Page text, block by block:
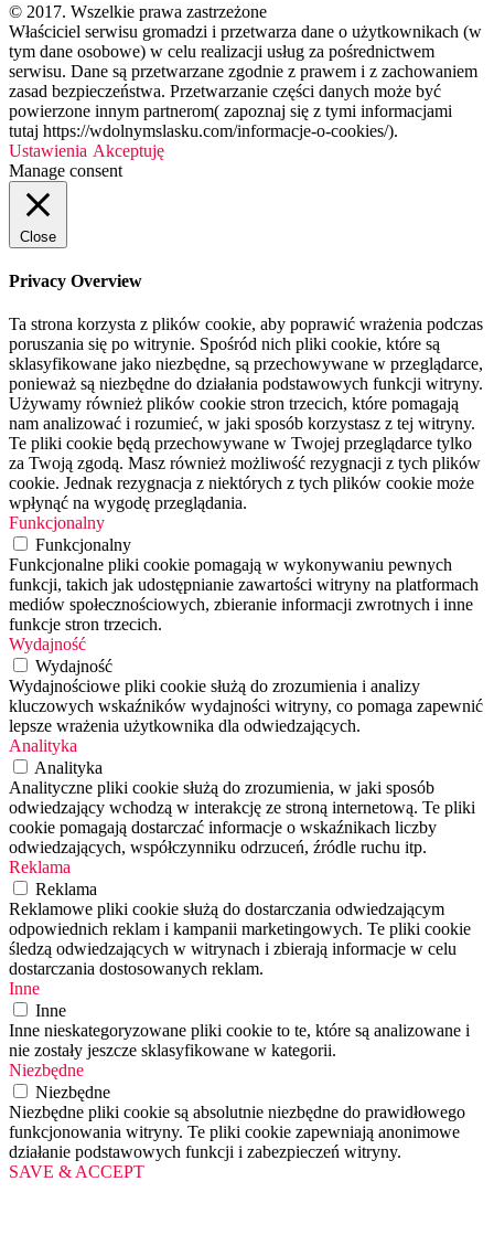
© 2017. Wszelkie prawa zastrzeżone
Właściciel serwisu gromadzi i przetwarza dane o użytkownikach (w
tym dane osobowe) w celu realizacji usług za pośrednictwem
serwisu. Dane są przetwarzane zgodnie z prawem i z zachowaniem
zasad bezpieczeństwa. Przetwarzanie części danych może być
powierzone innym partnerom( zapoznaj się z tymi informacjami
tutaj https://wdolnymslasku.com/informacje-o-cookies/).
Ustawienia Akceptuję
Manage consent
Close
Privacy Overview
Ta strona korzysta z plików cookie, aby poprawić wrażenia podczas
poruszania się po witrynie. Spośród nich pliki cookie, które są
sklasyfikowane jako niezbędne, są przechowywane w przeglądarce,
ponieważ są niezbędne do działania podstawowych funkcji witryny.
Używamy również plików cookie stron trzecich, które pomagają
nam analizować i rozumieć, w jaki sposób korzystasz z tej witryny.
Te pliki cookie będą przechowywane w Twojej przeglądarce tylko
za Twoją zgodą. Masz również możliwość rezygnacji z tych plików
cookie. Jednak rezygnacja z niektórych z tych plików cookie może
wpłynąć na wygodę przeglądania.
Funkcjonalny
Funkcjonalny
Funkcjonalne pliki cookie pomagają w wykonywaniu pewnych
funkcji, takich jak udostępnianie zawartości witryny na platformach
mediów społecznościowych, zbieranie informacji zwrotnych i inne
funkcje stron trzecich.
Wydajność
Wydajność
Wydajnościowe pliki cookie służą do zrozumienia i analizy
kluczowych wskaźników wydajności witryny, co pomaga zapewnić
lepsze wrażenia użytkownika dla odwiedzających.
Analityka
Analityka
Analityczne pliki cookie służą do zrozumienia, w jaki sposób
odwiedzający wchodzą w interakcję ze stroną internetową. Te pliki
cookie pomagają dostarczać informacje o wskaźnikach liczby
odwiedzających, współczynniku odrzuceń, źródle ruchu itp.
Reklama
Reklama
Reklamowe pliki cookie służą do dostarczania odwiedzającym
odpowiednich reklam i kampanii marketingowych. Te pliki cookie
śledzą odwiedzających w witrynach i zbierają informacje w celu
dostarczania dostosowanych reklam.
Inne
Inne
Inne nieskategoryzowane pliki cookie to te, które są analizowane i
nie zostały jeszcze sklasyfikowane w kategorii.
Niezbędne
Niezbędne
Niezbędne pliki cookie są absolutnie niezbędne do prawidłowego
funkcjonowania witryny. Te pliki cookie zapewniają anonimowe
działanie podstawowych funkcji i zabezpieczeń witryny.
SAVE & ACCEPT